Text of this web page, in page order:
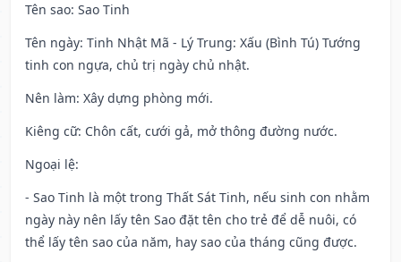
Tên sao: Sao Tinh
Tên ngày: Tinh Nhật Mã - Lý Trung: Xấu (Bình Tú) Tướng
tinh con ngựa, chủ trị ngày chủ nhật.
Nên làm: Xây dựng phòng mới.
Kiêng cữ: Chôn cất, cưới gả, mở thông đường nước.
Ngoại lệ:
- Sao Tinh là một trong Thất Sát Tinh, nếu sinh con nhằm
ngày này nên lấy tên Sao đặt tên cho trẻ để dễ nuôi, có
thể lấy tên sao của năm, hay sao của tháng cũng được.